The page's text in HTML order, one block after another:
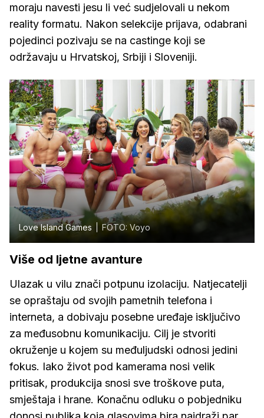
moraju navesti jesu li već sudjelovali u nekom
reality formatu. Nakon selekcije prijava, odabrani
pojedinci pozivaju se na castinge koji se
održavaju u Hrvatskoj, Srbiji i Sloveniji.
Love Island Games FOTO: Voyo
Više od ljetne avanture
Ulazak u vilu znači potpunu izolaciju. Natjecatelji
se opraštaju od svojih pametnih telefona i
interneta, a dobivaju posebne uređaje isključivo
za međusobnu komunikaciju. Cilj je stvoriti
okruženje u kojem su međuljudski odnosi jedini
fokus. Iako život pod kamerama nosi velik
pritisak, produkcija snosi sve troškove puta,
smještaja i hrane. Konačnu odluku o pobjedniku